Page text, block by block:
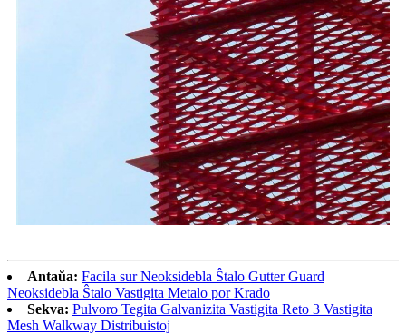
Antaŭa: Facila sur Neoksidebla Ŝtalo Gutter Guard
Neoksidebla Ŝtalo Vastigita Metalo por Krado
Sekva: Pulvoro Tegita Galvanizita Vastigita Reto 3 Vastigita
Mesh Walkway Distribuistoj